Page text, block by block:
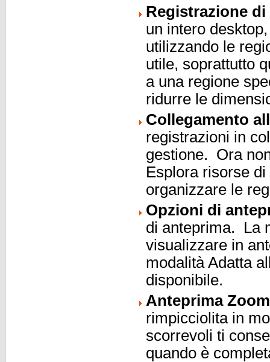
Registrazione
un intero
utilizzando le
utile, soprattutto
a una regione
ridurre le
Collegamento
registrazioni in
gestione. Ora
Esplora risorse
organizzare le
Opzioni di
di anteprima. La
visualizzare in
modalità Adatta
disponibile.
Anteprima Zoom
rimpicciolita in
scorrevoli ti
quando è